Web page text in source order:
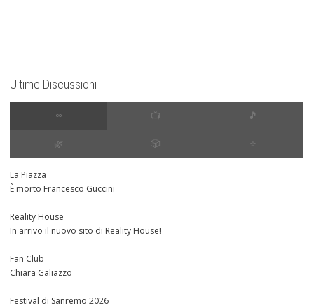
Ultime Discussioni
∞ 📺 🎵
🌿 🎲 ⭐️
La Piazza
È morto Francesco Guccini
Reality House
In arrivo il nuovo sito di Reality House!
Fan Club
Chiara Galiazzo
Festival di Sanremo 2026